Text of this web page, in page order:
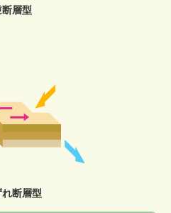
断層型
断層型